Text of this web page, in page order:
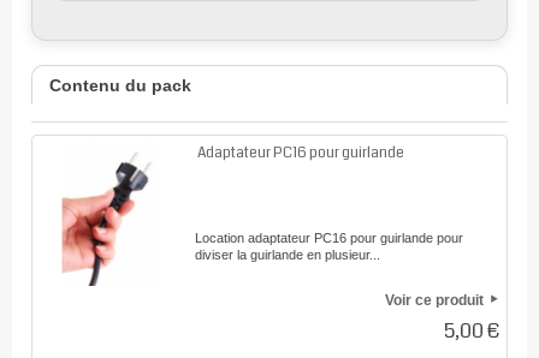
Contenu du pack
Adaptateur PC16 pour guirlande
Location adaptateur PC16 pour guirlande pour
diviser la guirlande en plusieur...
Voir ce produit
5,00 €